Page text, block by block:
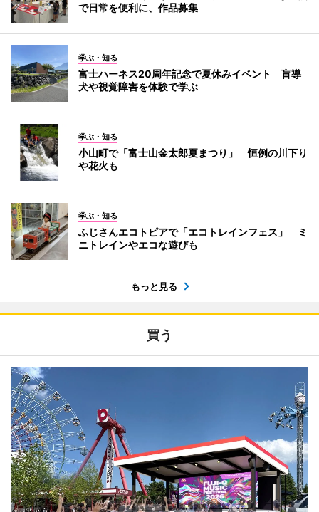
で日常を便利に、作品募集
学ぶ・知る
富士ハーネス20周年記念で夏休みイベント 盲導
犬や視覚障害を体験で学ぶ
学ぶ・知る
小山町で「富士山金太郎夏まつり」 恒例の川下り
や花火も
学ぶ・知る
ふじさんエコトピアで「エコトレインフェス」 ミ
ニトレインやエコな遊びも
もっと見る
買う